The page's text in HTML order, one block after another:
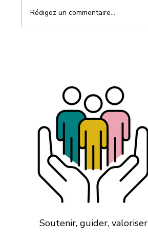
Rédigez un commentaire...
Soutenir, guider, valoriser